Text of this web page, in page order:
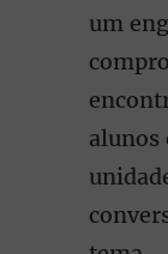
um
alunos